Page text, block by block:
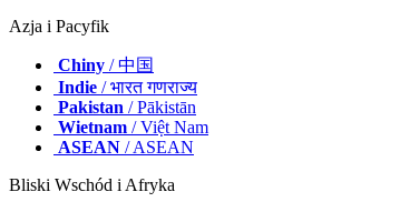
Azja i Pacyfik
Chiny / 中国
Indie / भारत गणराज्य
Pakistan / Pākistān
Wietnam / Việt Nam
ASEAN / ASEAN
Bliski Wschód i Afryka